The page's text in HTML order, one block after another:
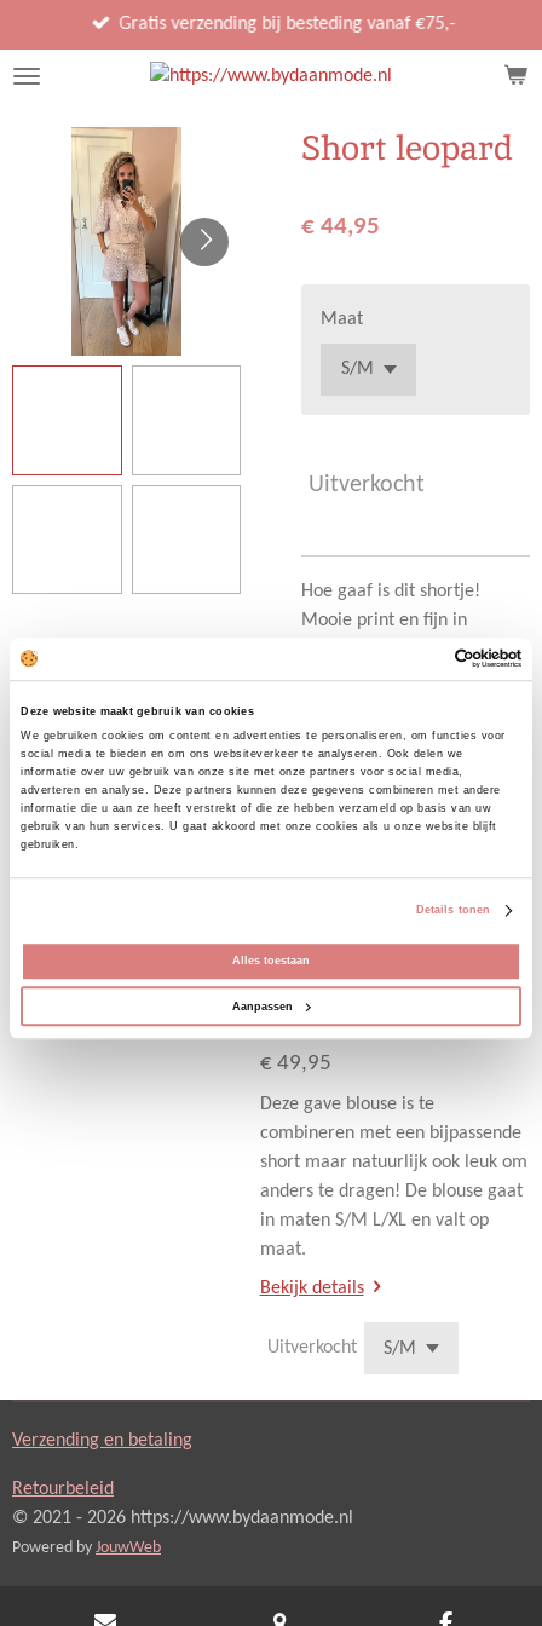
Deze website maakt gebruik van cookies
We gebruiken cookies om content en advertenties te personaliseren, om functies voor
social media te bieden en om ons websiteverkeer te analyseren. Ook delen we
informatie over uw gebruik van onze site met onze partners voor social media,
adverteren en analyse. Deze partners kunnen deze gegevens combineren met andere
informatie die u aan ze heeft verstrekt of die ze hebben verzameld op basis van uw
gebruik van hun services. U gaat akkoord met onze cookies als u onze website blijft
gebruiken.
Details tonen
Alles toestaan
Aanpassen
direct
naar
hoofdinhoud
Gratis verzending bij besteding vanaf €75,-
Short leopard
€ 44,95
Maat
Uitverkocht
Hoe gaaf is dit shortje!
Mooie print en fijn in
dragen. Elastiek in de rug
waardoor de boord ook fijn
twee zakjes.
Maat S/M L/XL en valt op
maat.
e
l
h
r
e
e
Uitverkocht
Blouse Leopard
€ 49,95
Deze gave blouse is te
combineren met een bijpassende
short maar natuurlijk ook leuk om
anders te dragen! De blouse gaat
in maten S/M L/XL en valt op
maat.
Bekijk details
Uitverkocht
Verzending en betaling
Retourbeleid
© 2021 - 2026 https://www.bydaanmode.nl
Powered by JouwWeb